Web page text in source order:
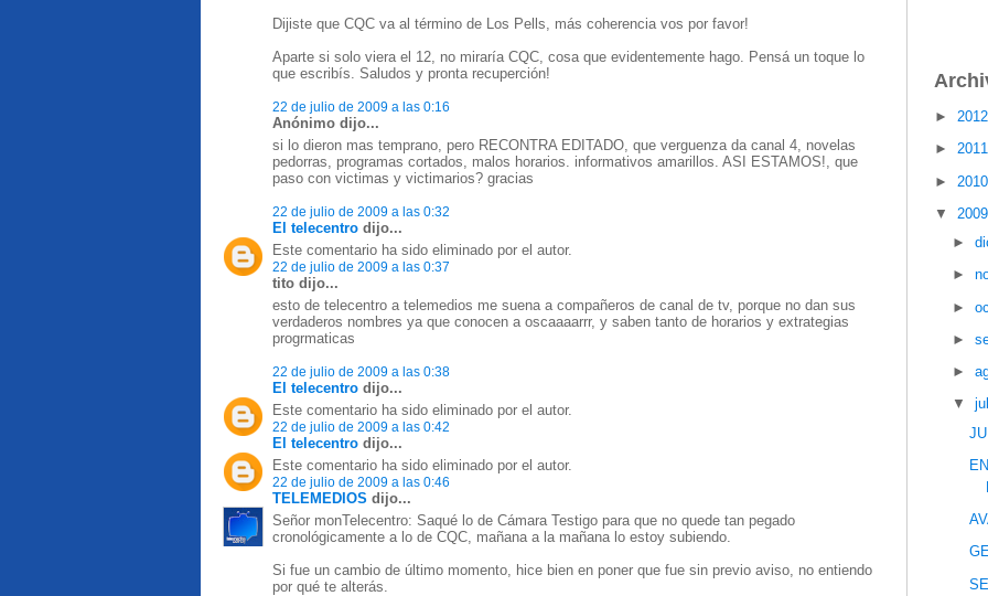
Dijiste que CQC va al término de Los Pells, más coherencia vos por favor!
Aparte si solo viera el 12, no miraría CQC, cosa que evidentemente hago. Pensá un toque lo
que escribís. Saludos y pronta recuperción!
22 de julio de 2009 a las 0:16
Anónimo dijo...
si lo dieron mas temprano, pero RECONTRA EDITADO, que verguenza da canal 4, novelas
pedorras, programas cortados, malos horarios. informativos amarillos. ASI ESTAMOS!, que
paso con victimas y victimarios? gracias
22 de julio de 2009 a las 0:32
El telecentro dijo...
Este comentario ha sido eliminado por el autor.
22 de julio de 2009 a las 0:37
tito dijo...
esto de telecentro a telemedios me suena a compañeros de canal de tv, porque no dan sus
verdaderos nombres ya que conocen a oscaaaarrr, y saben tanto de horarios y extrategias
progrmaticas
22 de julio de 2009 a las 0:38
El telecentro dijo...
Este comentario ha sido eliminado por el autor.
22 de julio de 2009 a las 0:42
El telecentro dijo...
Este comentario ha sido eliminado por el autor.
22 de julio de 2009 a las 0:46
TELEMEDIOS dijo...
Señor monTelecentro: Saqué lo de Cámara Testigo para que no quede tan pegado
cronológicamente a lo de CQC, mañana a la mañana lo estoy subiendo.
Si fue un cambio de último momento, hice bien en poner que fue sin previo aviso, no entiendo
por qué te alterás.
►
►
►
▼
►
►
►
►
►
▼